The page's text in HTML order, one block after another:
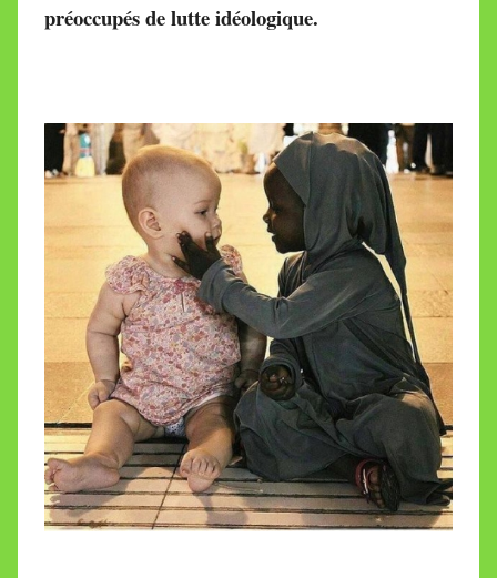
i
a
l
t
t
e
préoccupés de lutte idéologique.